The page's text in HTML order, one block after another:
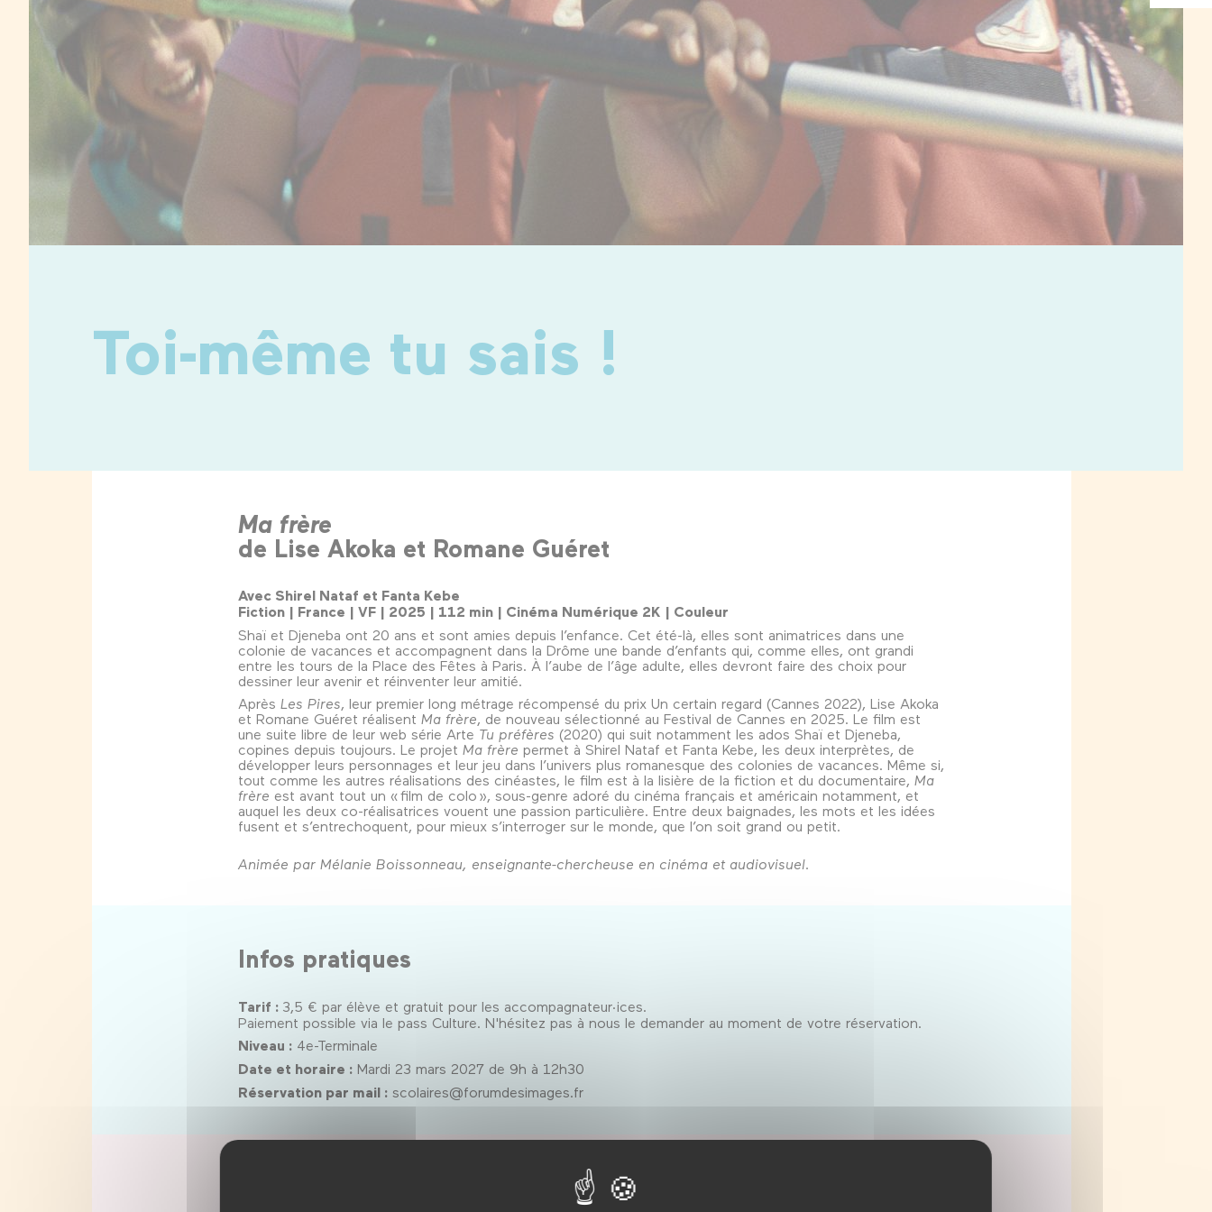
Toi-même tu sais !
Ma frère
de Lise Akoka et Romane Guéret
Avec Shirel Nataf et Fanta Kebe
Fiction | France | VF | 2025 | 112 min | Cinéma Numérique 2K | Couleur
Shaï et Djeneba ont 20 ans et sont amies depuis l’enfance. Cet été-là, elles sont animatrices dans une
colonie de vacances et accompagnent dans la Drôme une bande d’enfants qui, comme elles, ont grandi
entre les tours de la Place des Fêtes à Paris. À l’aube de l’âge adulte, elles devront faire des choix pour
dessiner leur avenir et réinventer leur amitié.
Après Les Pires, leur premier long métrage récompensé du prix Un certain regard (Cannes 2022), Lise Akoka
et Romane Guéret réalisent Ma frère, de nouveau sélectionné au Festival de Cannes en 2025. Le film est
une suite libre de leur web série Arte Tu préfères (2020) qui suit notamment les ados Shaï et Djeneba,
copines depuis toujours. Le projet Ma frère permet à Shirel Nataf et Fanta Kebe, les deux interprètes, de
développer leurs personnages et leur jeu dans l’univers plus romanesque des colonies de vacances. Même si,
tout comme les autres réalisations des cinéastes, le film est à la lisière de la fiction et du documentaire, Ma
frère est avant tout un « film de colo », sous-genre adoré du cinéma français et américain notamment, et
auquel les deux co-réalisatrices vouent une passion particulière. Entre deux baignades, les mots et les idées
fusent et s’entrechoquent, pour mieux s’interroger sur le monde, que l’on soit grand ou petit.
Animée par Mélanie Boissonneau, enseignante-chercheuse en cinéma et audiovisuel.
Infos pratiques
Tarif : 3,5 € par élève et gratuit pour les accompagnateur·ices.
Paiement possible via le pass Culture. N'hésitez pas à nous le demander au moment de votre réservation.
Niveau : 4e-Terminale
Date et horaire : Mardi 23 mars 2027 de 9h à 12h30
Réservation par mail : scolaires@forumdesimages.fr
est enseignante-chercheuse en cinéma et audiovisuel (Paris 3, La Sorbonne-Nouvelle)
et intervenante régulière pour les dispositifs d’éducation à l’image (collège au cinéma, lycéens et apprentis